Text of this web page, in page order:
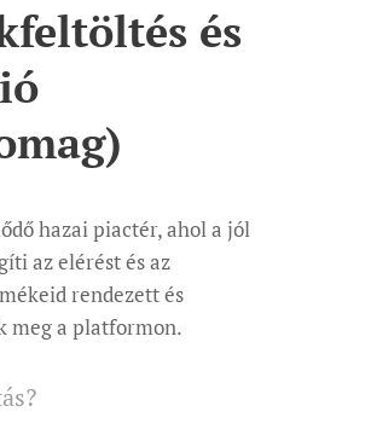
és
hazai piactér, ahol a jól
az elérést és az
rendezett és
meg a platformon.